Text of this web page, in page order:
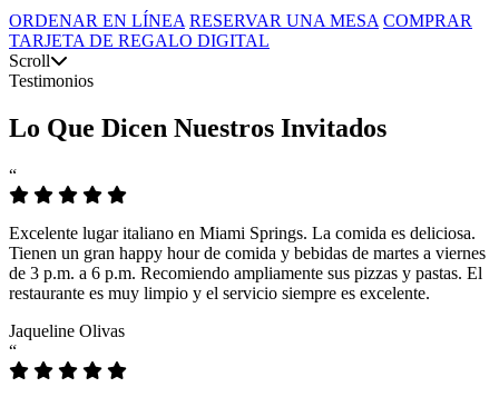
ORDENAR EN LÍNEA RESERVAR UNA MESA COMPRAR
TARJETA DE REGALO DIGITAL
Scroll
Testimonios
Lo Que Dicen Nuestros Invitados
“
Excelente lugar italiano en Miami Springs. La comida es deliciosa.
Tienen un gran happy hour de comida y bebidas de martes a viernes
de 3 p.m. a 6 p.m. Recomiendo ampliamente sus pizzas y pastas. El
restaurante es muy limpio y el servicio siempre es excelente.
Jaqueline Olivas
“